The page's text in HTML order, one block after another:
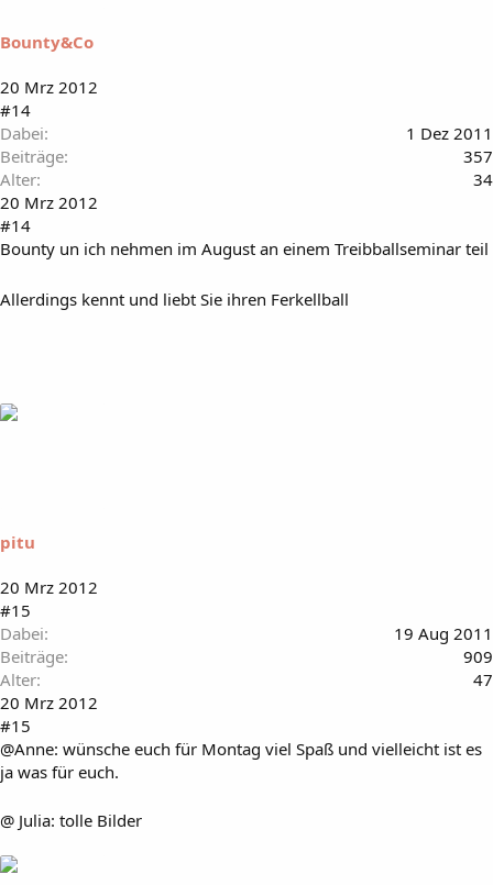
Bounty&Co
20 Mrz 2012
#14
Dabei
1 Dez 2011
Beiträge
357
Alter
34
20 Mrz 2012
#14
Bounty un ich nehmen im August an einem Treibballseminar teil
Allerdings kennt und liebt Sie ihren Ferkellball
pitu
20 Mrz 2012
#15
Dabei
19 Aug 2011
Beiträge
909
Alter
47
20 Mrz 2012
#15
@Anne: wünsche euch für Montag viel Spaß und vielleicht ist es
ja was für euch.
@ Julia: tolle Bilder